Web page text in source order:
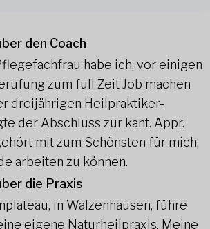
den Coach
habe ich, vor einigen
zum full Zeit Job machen
dreijährigen Heilpraktiker-
der Abschluss zur kant. Appr.
mit zum Schönsten für mich,
arbeiten zu können.
die Praxis
in Walzenhausen, führe
eigene Naturheilpraxis. Meine